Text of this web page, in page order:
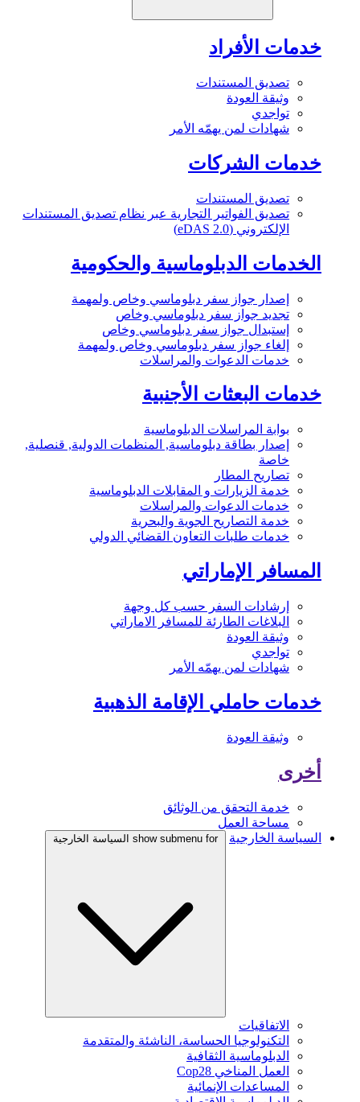
خدمات الأفراد
تصديق المستندات
وثيقة العودة
تواجدي
شهادات لمن يهمّه الأمر
خدمات الشركات
تصديق المستندات
تصديق الفواتير التجارية عبر نظام تصديق المستندات
الإلكتروني (eDAS 2.0)
الخدمات الدبلوماسية والحكومية
إصدار جواز سفر دبلوماسي وخاص ولمهمة
تجديد جواز سفر دبلوماسي وخاص
إستبدال جواز سفر دبلوماسي وخاص
إلغاء جواز سفر دبلوماسي وخاص ولمهمة
خدمات الدعوات والمراسلات
خدمات البعثات الأجنبية
بوابة المراسلات الدبلوماسية
إصدار بطاقة دبلوماسية, المنظمات الدولية, قنصلية,
خاصة
تصاريح المطار
خدمة الزيارات و المقابلات الدبلوماسية
خدمات الدعوات والمراسلات
خدمة التصاريح الجوية والبحرية
خدمات طلبات التعاون القضائي الدولي
المسافر الإماراتي
إرشادات السفر حسب كل وجهة
البلاغات الطارئة للمسافر الاماراتي
وثيقة العودة
تواجدي
شهادات لمن يهمّه الأمر
خدمات حاملي الإقامة الذهبية
وثيقة العودة
أخرى
خدمة التحقق من الوثائق
مساحة العمل
السياسة الخارجية
show submenu for السياسة الخارجية
الاتفاقيات
التكنولوجيا الحساسة، الناشئة والمتقدمة
الدبلوماسية الثقافية
العمل المناخي Cop28
المساعدات الإنمائية